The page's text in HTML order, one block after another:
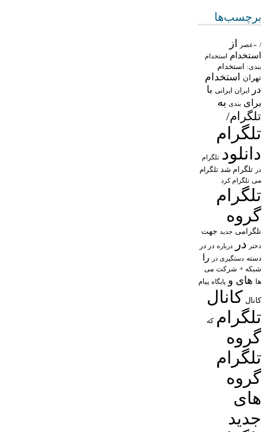
برچسب‌ها
/ «عصر از
استخدام استخدام
بندی: استخدام
تهران
استخدام
در
ایران ایرانی با
برای بندی به
تلگرام/
تلگرام
دانلود تلگرام
در تلگرام شد تلگرام
می تلگرام کرد
تلگرام
گروه
تلگرامی جدید جهت
دختر در درباره در در
دسته دستگیری در را
شبکه + شرکت می
ها های و پایگاه پیام
کانال کانال
تلگرام که
گروه
تلگرام
گروه
های
جدید